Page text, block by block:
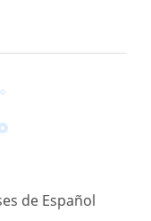
de Español